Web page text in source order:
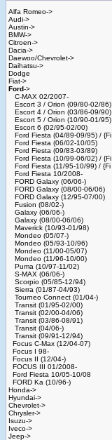
Alfa Romeo->
Audi->
Austin->
BMW->
Citroen->
Dacia->
Daewoo/Chevrolet->
Daihatsu->
Dodge
Fiat->
Ford->
C-MAX 02/2007-
Escort 3 / Orion (09/80-02/86)
Escort 4 / Orion (03/86-09/90)
Escort 5 / Orion (10/90-01/95)
Escort 6 (02/95-02/00)
Ford Fiesta (04/89-09/95) / {Fi
Ford Fiesta (06/02-10/05)
Ford Fiesta (09/83-03/89)
Ford Fiesta (10/99-06/02) / {Fi
Ford Fiesta (11/95-10/99) / {Fi
Ford Fiesta 10/2008-
FORD Galaxy (06/06-)
FORD Galaxy (08/00-06/06)
FORD Galaxy (12/95-07/00)
Fusion (08/02-)
Galaxy (06/06-)
Galaxy (08/00-06/06)
Maverick (10/93-01/98)
Mondeo (05/07-)
Mondeo (05/93-10/96)
Mondeo (11/00-05/07)
Mondeo (11/96-10/00)
Puma (10/97-11/02)
S-MAX (06/06-)
Scorpio (05/85-12/94)
Sierra (01/87-04/93)
Tourneo Connect (01/04-)
Transit (01/95-02/00)
Transit (02/00-04/06)
Transit (03/86-08/91)
Transit (04/06-)
Transit (09/91-12/94)
Focus C-Max (12/04-07)
Focus I 98-
Focus II (12/04-)
FOCUS III 01/2008-
Ford Fiesta 10/05-10/08
FORD Ka (10/96-)
Honda->
Hyundai->
Chevrolet->
Chrysler->
Isuzu->
Iveco->
Jeep->